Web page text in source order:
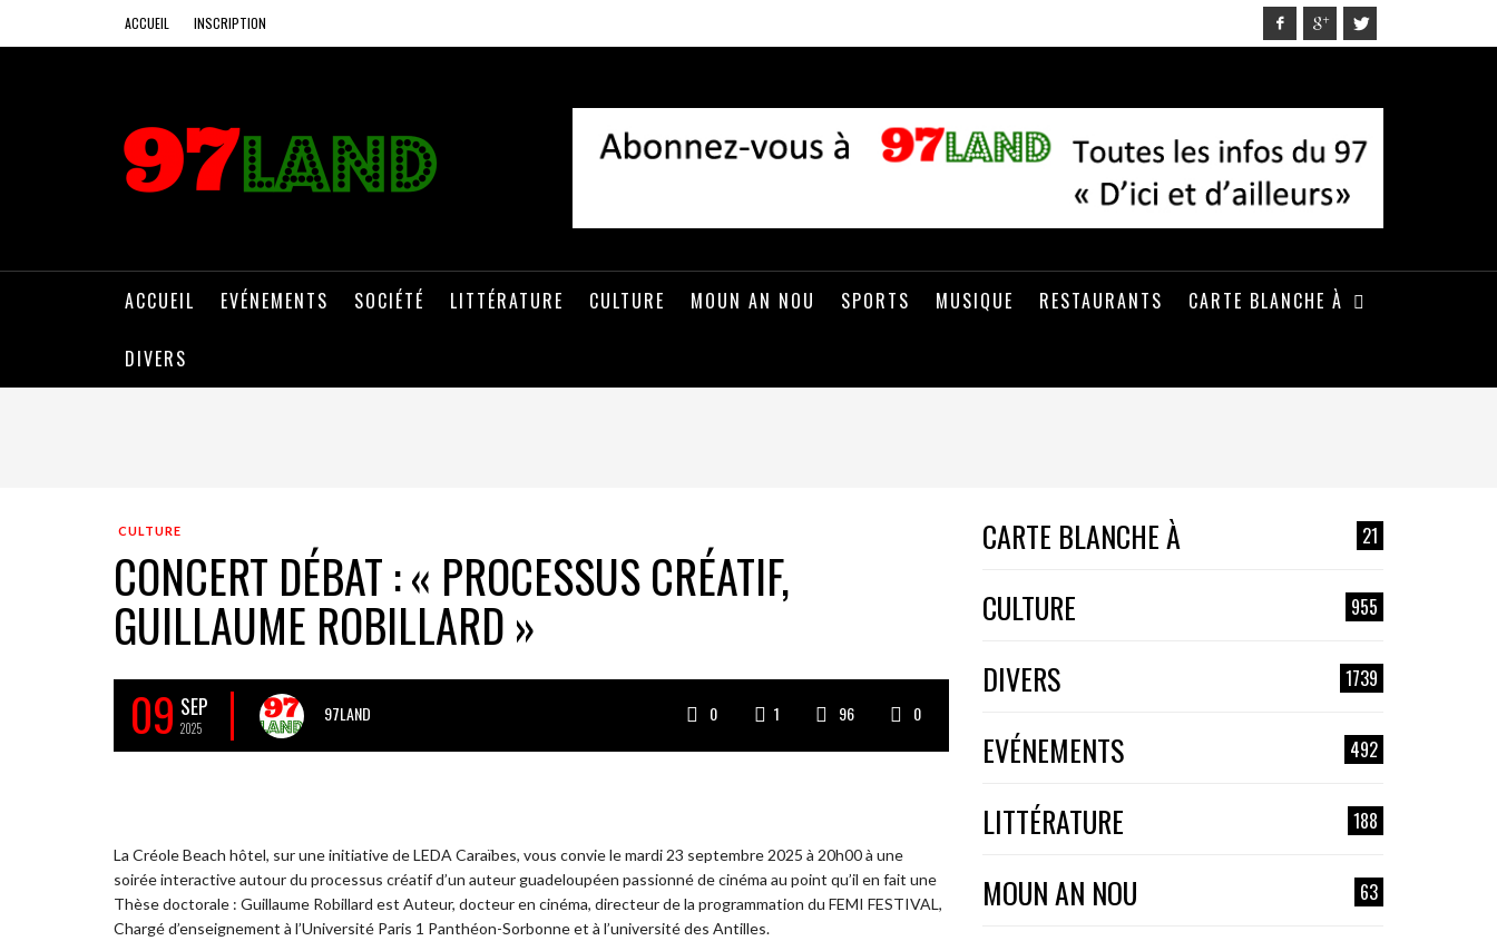
ACCUEIL INSCRIPTION
ACCUEIL EVÉNEMENTS SOCIÉTÉ LITTÉRATURE CULTURE MOUN AN NOU SPORTS MUSIQUE RESTAURANTS CARTE BLANCHE À
DIVERS
CULTURE
CONCERT DÉBAT : « PROCESSUS CRÉATIF,
GUILLAUME ROBILLARD »
09 SEP
2025
97LAND 0 1 96 0
La Créole Beach hôtel, sur une initiative de LEDA Caraïbes, vous convie le mardi 23 septembre 2025 à 20h00 à une
soirée interactive autour du processus créatif d’un auteur guadeloupéen passionné de cinéma au point qu’il en fait une
Thèse doctorale : Guillaume Robillard est Auteur, docteur en cinéma, directeur de la programmation du FEMI FESTIVAL,
Chargé d’enseignement à l’Université Paris 1 Panthéon-Sorbonne et à l’université des Antilles.
CARTE BLANCHE À 21
CULTURE 955
DIVERS 1739
EVÉNEMENTS 492
LITTÉRATURE 188
MOUN AN NOU 63